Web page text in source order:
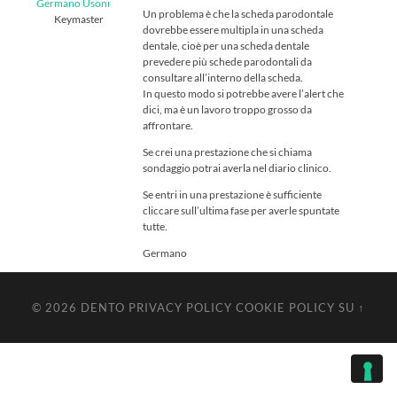
Germano Usoni
Keymaster
Un problema è che la scheda parodontale
dovrebbe essere multipla in una scheda
dentale, cioè per una scheda dentale
prevedere più schede parodontali da
consultare all’interno della scheda.
In questo modo si potrebbe avere l’alert che
dici, ma è un lavoro troppo grosso da
affrontare.
Se crei una prestazione che si chiama
sondaggio potrai averla nel diario clinico.
Se entri in una prestazione è sufficiente
cliccare sull’ultima fase per averle spuntate
tutte.
Germano
© 2026 DENTO PRIVACY POLICY COOKIE POLICY SU ↑